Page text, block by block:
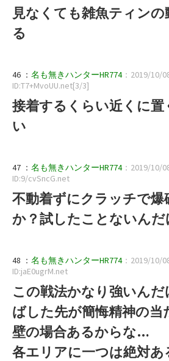
見なくても雑魚ティン
る
46 ： 名も無きハンターHR774：2019/10/
ID:T7+MvoUU.net[3/3]
接着するくらい近くに置
い
47 ： 名も無きハンターHR774：2019/10/
ID:9/cvSncG.net
不動着ずにクラッチで爆
か？試したことないんだ
48 ： 名も無きハンターHR774：2019/10/
ID:jaE0ugrM.net
この戦法かなり強いん
ばした先が簡悔精神の当
壁の場合あるからな…
各エリアに一つは絶対あ